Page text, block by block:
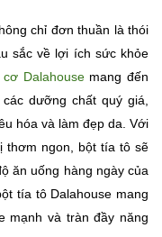
chỉ đơn thuần là thói
sắc về lợi ích sức khỏe
Dalahousemang đến
dưỡng chất quý giá,
hóa và làm đẹp da. Với
thơm ngon, bột tía tô sẽ
ăn uống hàng ngày của
tía tô Dalahouse mang
mạnh và tràn đầy năng